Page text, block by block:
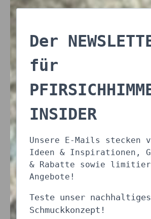
Der
für
INSIDER
Unsere E-Mails stecken
Ideen & Inspirationen,
& Rabatte sowie
Angebote!
Teste unser nachhaltiges
Schmuckkonzept!